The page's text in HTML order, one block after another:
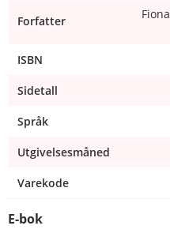
Forfatter
ISBN
Sidetall
Språk
Utgivelsesmåned
Varekode
E-bok